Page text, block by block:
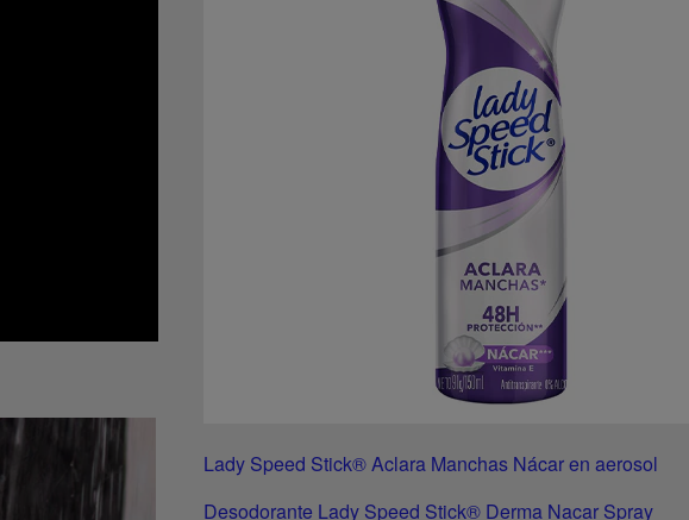
Lady Speed Stick® Aclara Manchas Nácar en aerosol
Desodorante Lady Speed Stick® Derma Nacar Spray